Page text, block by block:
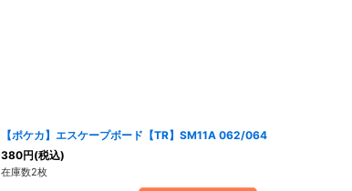
【ポケカ】エスケープボード【TR】SM11A 062/064
380円(税込)
在庫数2枚